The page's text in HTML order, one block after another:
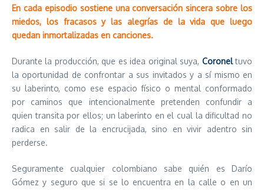
En cada episodio sostiene una conversación sincera sobre los
miedos, los fracasos y las alegrías de la vida que luego
quedan inmortalizadas en canciones.
Durante la producción, que es idea original suya, Coroneltuvo
la oportunidad de confrontar a sus invitados y a sí mismo en
su laberinto, como ese espacio físico o mental conformado
por caminos que intencionalmente pretenden confundir a
quien transita por ellos; un laberinto en el cual la dificultad no
radica en salir de la encrucijada, sino en vivir adentro sin
perderse.
Seguramente cualquier colombiano sabe quién es Darío
Gómez y seguro que si se lo encuentra en la calle o en un